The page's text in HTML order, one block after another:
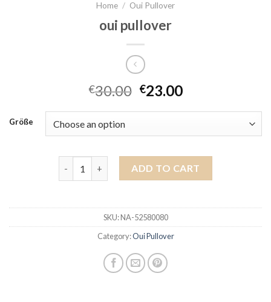
Home / Oui Pullover
oui pullover
€30.00 €23.00
Größe
oui pullover quantityADD TO CART
SKU:NA-52580080
Category:Oui Pullover